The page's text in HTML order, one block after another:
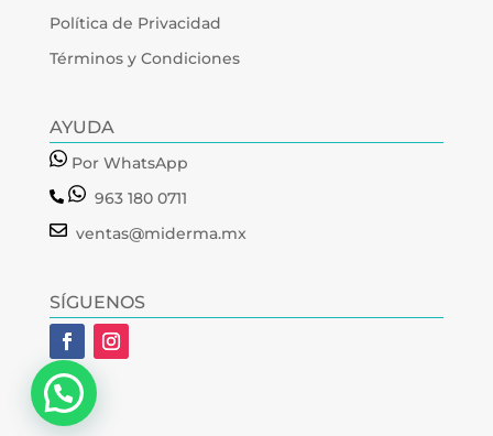
Política de Privacidad
Términos y Condiciones
AYUDA
Por WhatsApp
963 180 0711
ventas@miderma.mx
SÍGUENOS